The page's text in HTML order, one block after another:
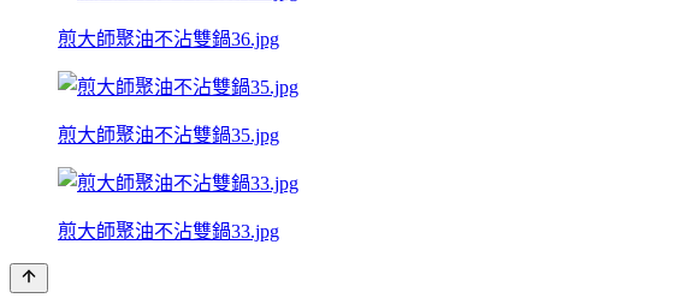
煎大師聚油不沾雙鍋36.jpg
煎大師聚油不沾雙鍋35.jpg
煎大師聚油不沾雙鍋33.jpg